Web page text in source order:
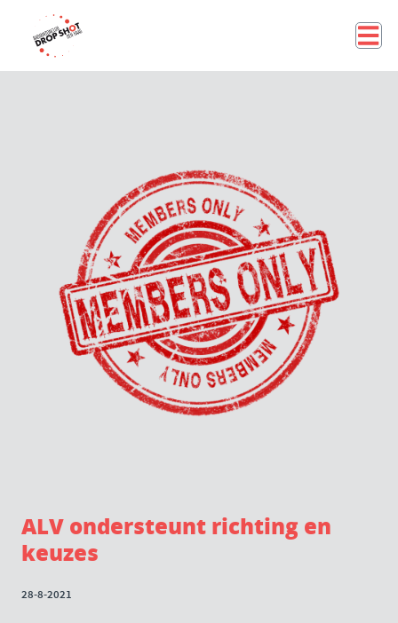
ALV ondersteunt richting en
keuzes
28-8-2021